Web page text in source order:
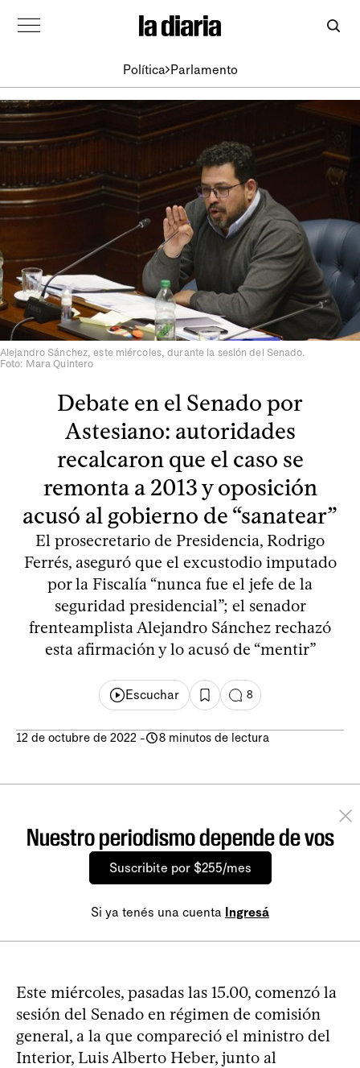
Política Parlamento
Alejandro Sánchez, este miércoles, durante la sesión del Senado.
Foto: Mara Quintero
Debate en el Senado por
Astesiano: autoridades
recalcaron que el caso se
remonta a 2013 y oposición
acusó al gobierno de “sanatear”
El prosecretario de Presidencia, Rodrigo
Ferrés, aseguró que el excustodio imputado
por la Fiscalía “nunca fue el jefe de la
seguridad presidencial”; el senador
frenteamplista Alejandro Sánchez rechazó
esta afirmación y lo acusó de “mentir”
Escuchar 8
12 de octubre de 2022 - 8 minutos de lectura
Nuestro periodismo depende de vos
Suscribite por $255/mes
Si ya tenés una cuenta Ingresá
Este miércoles, pasadas las 15.00, comenzó la
sesión del Senado en régimen de comisión
general, a la que compareció el ministro del
Interior, Luis Alberto Heber, junto al